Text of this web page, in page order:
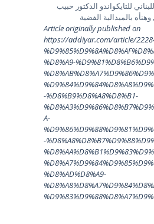
للتايكواندو الدكتور حبيب
Article originally published on
https://addiyar.com/article/
%D8%A9-
-%D8%B9%D8%A8%D8%B1-
A-
-
%D8%AD%D8%A9-